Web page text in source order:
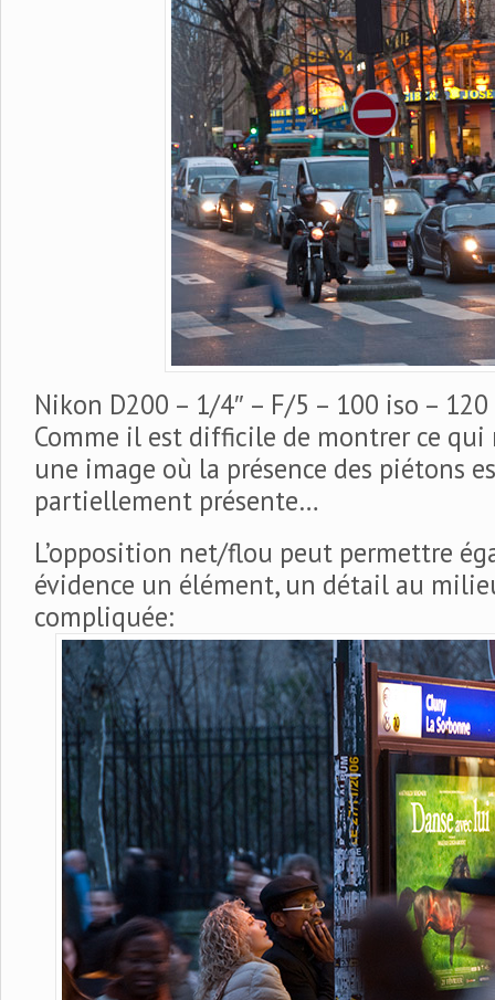
Nikon D200 – 1/4″ – F/5 – 100 iso –
Comme il est difficile de montrer ce qui
une image où la présence des piétons
partiellement présente…
L’opposition net/flou peut permettre
évidence un élément, un détail au
compliquée: